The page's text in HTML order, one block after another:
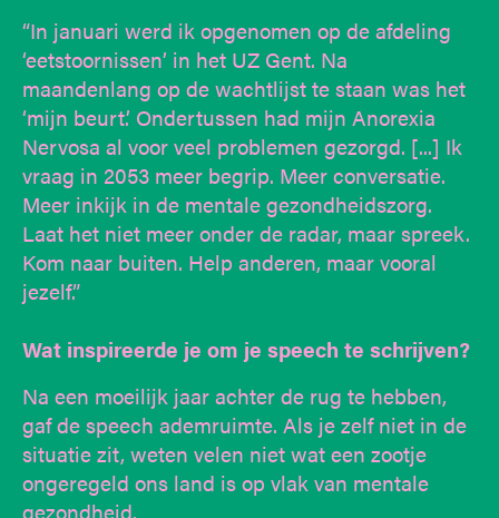
“In januari werd ik opgenomen op de afdeling
‘eetstoornissen’ in het UZ Gent. Na
maandenlang op de wachtlijst te staan was het
‘mijn beurt.’ Ondertussen had mijn Anorexia
Nervosa al voor veel problemen gezorgd. [...] Ik
vraag in 2053 meer begrip. Meer conversatie.
Meer inkijk in de mentale gezondheidszorg.
Laat het niet meer onder de radar, maar spreek.
Kom naar buiten. Help anderen, maar vooral
jezelf.”
Wat inspireerde je om je speech te schrijven?
Na een moeilijk jaar achter de rug te hebben,
gaf de speech ademruimte. Als je zelf niet in de
situatie zit, weten velen niet wat een zootje
ongeregeld ons land is op vlak van mentale
gezondheid.